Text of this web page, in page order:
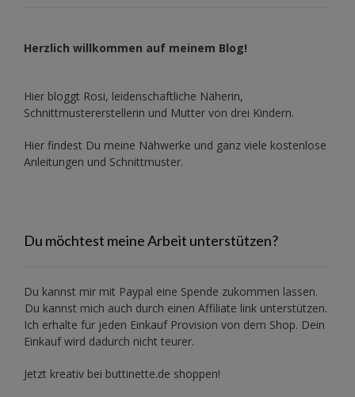
Herzlich willkommen auf meinem Blog!
Hier bloggt Rosi, leidenschaftliche Näherin,
Schnittmustererstellerin und Mutter von drei Kindern.
Hier findest Du meine Nähwerke und ganz viele kostenlose
Anleitungen und Schnittmuster.
Du möchtest meine Arbeit unterstützen?
Du kannst mir mit Paypal eine Spende zukommen lassen.
Du kannst mich auch durch einen Affiliate link unterstützen.
Ich erhalte für jeden Einkauf Provision von dem Shop. Dein
Einkauf wird dadurch nicht teurer.
Jetzt kreativ bei buttinette.de shoppen!